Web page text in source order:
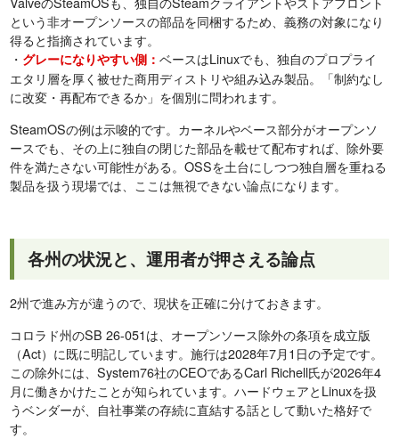
という非オープンソースの部品を同梱するため、義務の対象になり
得ると指摘されています。
・ グレーになりやすい側：ベースはLinuxでも、独自のプロプライ
エタリ層を厚く被せた商用ディストリや組み込み製品。「制約なし
に改変・再配布できるか」を個別に問われます。
SteamOSの例は示唆的です。カーネルやベース部分がオープンソ
ースでも、その上に独自の閉じた部品を載せて配布すれば、除外要
件を満たさない可能性がある。OSSを土台にしつつ独自層を重ねる
製品を扱う現場では、ここは無視できない論点になります。
各州の状況と、運用者が押さえる論点
2州で進み方が違うので、現状を正確に分けておきます。
コロラド州のSB 26-051は、オープンソース除外の条項を成立版
（Act）に既に明記しています。施行は2028年7月1日の予定です。
この除外には、System76社のCEOであるCarl Richell氏が2026年4
月に働きかけたことが知られています。ハードウェアとLinuxを扱
うベンダーが、自社事業の存続に直結する話として動いた格好で
す。